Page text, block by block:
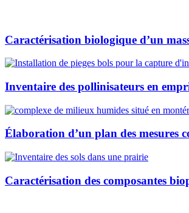
Caractérisation biologique d’un
Inventaire des pollinisateurs en
Élaboration d’un plan des mesures
Caractérisation des composantes